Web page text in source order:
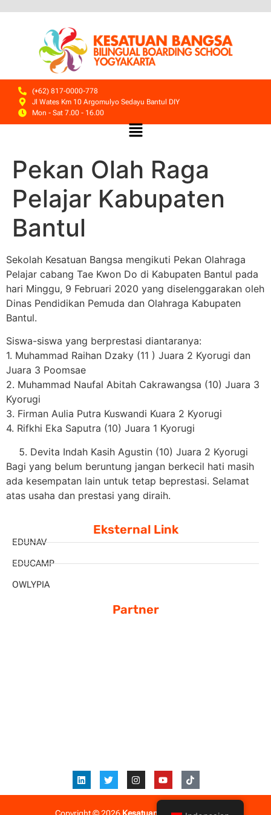
(+62) 817-0000-778
Jl Wates Km 10 Argomulyo Sedayu Bantul DIY
Mon - Sat 7.00 - 16.00
Pekan Olah Raga
Pelajar Kabupaten
Bantul
Sekolah Kesatuan Bangsa mengikuti Pekan Olahraga
Pelajar cabang Tae Kwon Do di Kabupaten Bantul pada
hari Minggu, 9 Februari 2020 yang diselenggarakan oleh
Dinas Pendidikan Pemuda dan Olahraga Kabupaten
Bantul.
Siswa-siswa yang berprestasi diantaranya:
1. Muhammad Raihan Dzaky (11 ) Juara 2 Kyorugi dan
Juara 3 Poomsae
2. Muhammad Naufal Abitah Cakrawangsa (10) Juara 3
Kyorugi
3. Firman Aulia Putra Kuswandi Kuara 2 Kyorugi
4. Rifkhi Eka Saputra (10) Juara 1 Kyorugi
Devita Indah Kasih Agustin (10) Juara 2 Kyorugi
Bagi yang belum beruntung jangan berkecil hati masih
ada kesempatan lain untuk tetap beprestasi. Selamat
atas usaha dan prestasi yang diraih.
Eksternal Link
EDUNAV
EDUCAMP
OWLYPIA
Partner